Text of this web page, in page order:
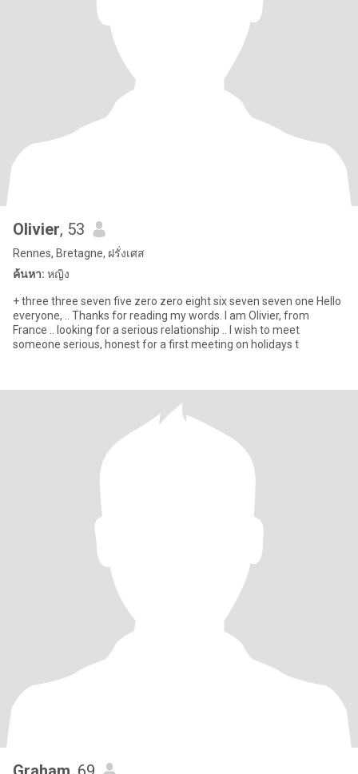
Olivier, 53
Rennes, Bretagne, ฝรั่งเศส
ค้นหา: หญิง
+ three three seven five zero zero eight six seven seven one Hello
everyone, .. Thanks for reading my words. I am Olivier, from
France .. looking for a serious relationship .. I wish to meet
someone serious, honest for a first meeting on holidays t